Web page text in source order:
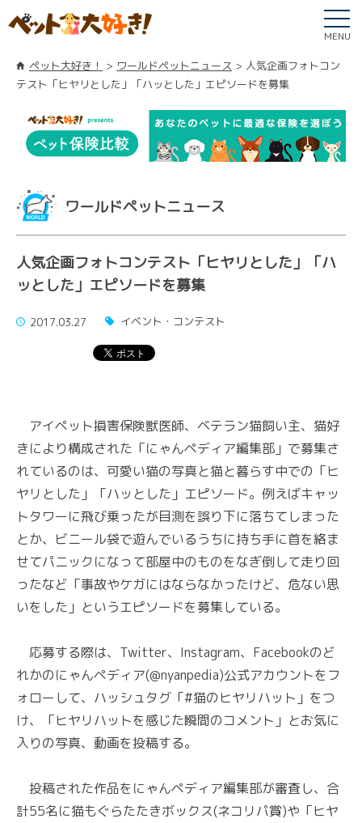
MENU
ペット大好き！ ワールドペットニュース
人気企画フォトコン
テスト「ヒヤリとした」「ハッとした」エピソードを募集
ワールドペットニュース
人気企画フォトコンテスト「ヒヤリとした」「ハ
ッとした」エピソードを募集
2017.03.27 イベント・コンテスト
アイペット損害保険獣医師、ベテラン猫飼い主、猫好
きにより構成された「にゃんペディア編集部」で募集さ
れているのは、可愛い猫の写真と猫と暮らす中での「ヒ
ヤリとした」「ハッとした」エピソード。例えばキャッ
トタワーに飛び乗ったが目測を誤り下に落ちてしまった
とか、ビニール袋で遊んでいるうちに持ち手に首を絡ま
せてパニックになって部屋中のものをなぎ倒して走り回
ったなど「事故やケガにはならなかったけど、危ない思
いをした」というエピソードを募集している。
応募する際は、Twitter、Instagram、Facebookのど
れかのにゃんペディア(@nyanpedia)公式アカウントをフ
ォローして、ハッシュタグ「#猫のヒヤリハット」をつ
け、「ヒヤリハットを感じた瞬間のコメント」とお気に
入りの写真、動画を投稿する。
投稿された作品をにゃんペディア編集部が審査し、合
計55名に猫もぐらたたきボックス(ネコリパ賞)や「ヒヤ